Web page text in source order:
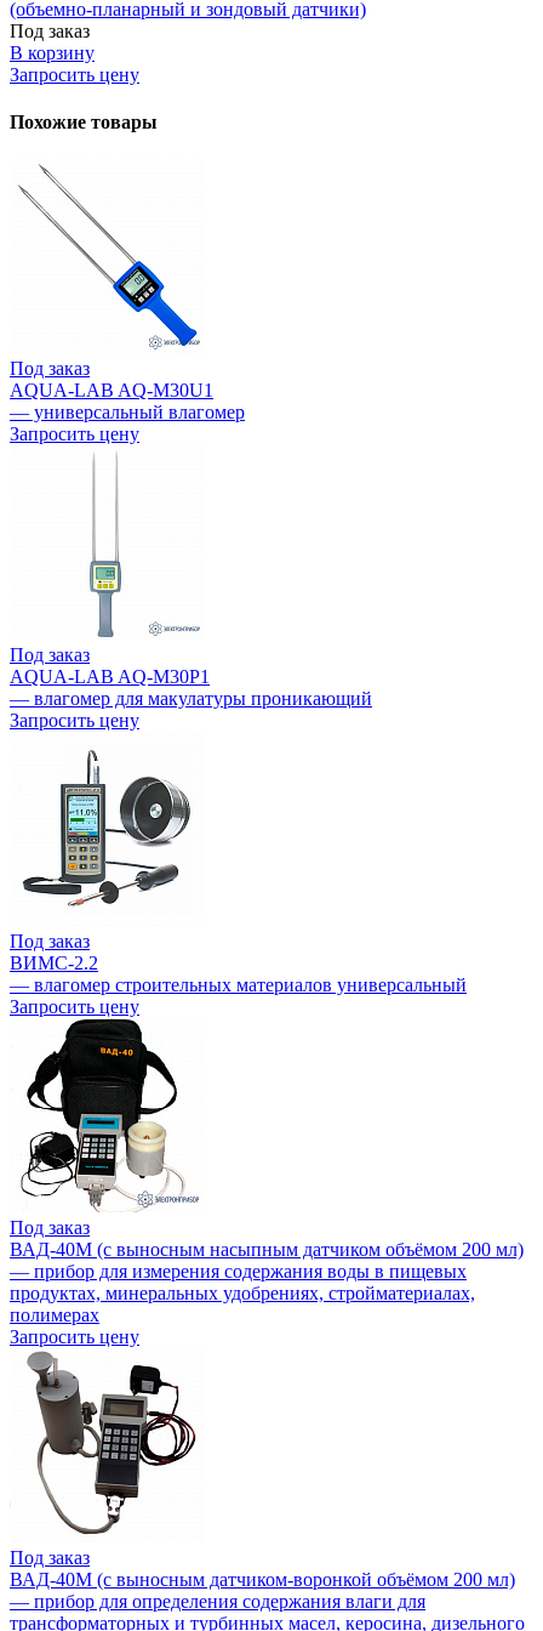
(объемно-планарный и зондовый датчики)
Под заказ
В корзину
Запросить цену
Похожие товары
Под заказ
AQUA-LAB AQ-M30U1
— универсальный влагомер
Запросить цену
Под заказ
AQUA-LAB AQ-M30P1
— влагомер для макулатуры проникающий
Запросить цену
Под заказ
ВИМС-2.2
— влагомер строительных материалов универсальный
Запросить цену
Под заказ
ВАД-40М (с выносным насыпным датчиком объёмом 200 мл)
— прибор для измерения содержания воды в пищевых
продуктах, минеральных удобрениях, стройматериалах,
полимерах
Запросить цену
Под заказ
ВАД-40М (с выносным датчиком-воронкой объёмом 200 мл)
— прибор для определения содержания влаги для
трансформаторных и турбинных масел, керосина, дизельного